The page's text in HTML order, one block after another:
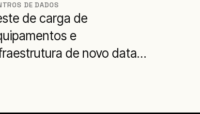
DE DADOS
de carga de
e
de novo data